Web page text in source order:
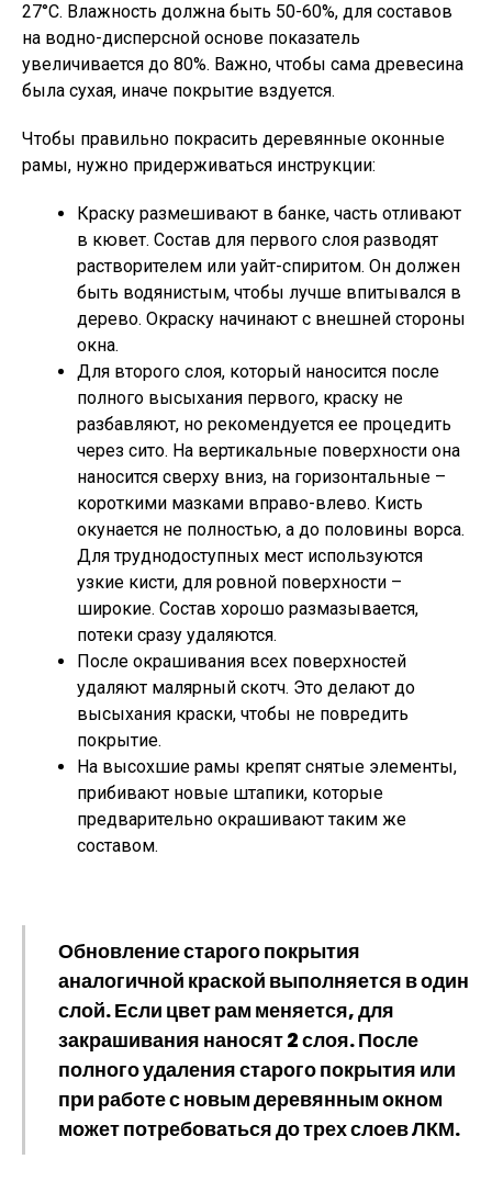
27°C. Влажность должна быть 50-60%, для составов
на водно-дисперсной основе показатель
увеличивается до 80%. Важно, чтобы сама древесина
была сухая, иначе покрытие вздуется.
Чтобы правильно покрасить деревянные оконные
рамы, нужно придерживаться инструкции:
Краску размешивают в банке, часть отливают
в кювет. Состав для первого слоя разводят
растворителем или уайт-спиритом. Он должен
быть водянистым, чтобы лучше впитывался в
дерево. Окраску начинают с внешней стороны
окна.
Для второго слоя, который наносится после
полного высыхания первого, краску не
разбавляют, но рекомендуется ее процедить
через сито. На вертикальные поверхности она
наносится сверху вниз, на горизонтальные –
короткими мазками вправо-влево. Кисть
окунается не полностью, а до половины ворса.
Для труднодоступных мест используются
узкие кисти, для ровной поверхности –
широкие. Состав хорошо размазывается,
потеки сразу удаляются.
После окрашивания всех поверхностей
удаляют малярный скотч. Это делают до
высыхания краски, чтобы не повредить
покрытие.
На высохшие рамы крепят снятые элементы,
прибивают новые штапики, которые
предварительно окрашивают таким же
составом.
Обновление старого покрытия
аналогичной краской выполняется в один
слой. Если цвет рам меняется, для
закрашивания наносят 2 слоя. После
полного удаления старого покрытия или
при работе с новым деревянным окном
может потребоваться до трех слоев ЛКМ.